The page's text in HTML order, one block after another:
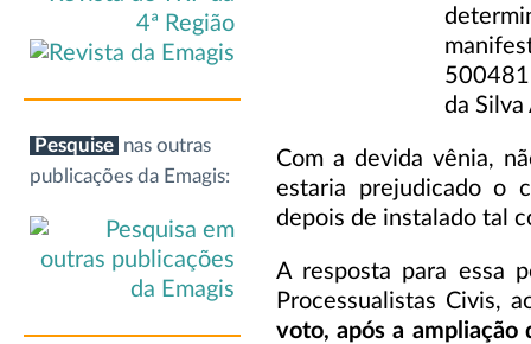
Pesquise nas outras
publicações da Emagis:
da
Com a devida vênia,
estaria prejudicado o
depois de instalado tal
A resposta para essa
Processualistas Civis,
voto, após a ampliação